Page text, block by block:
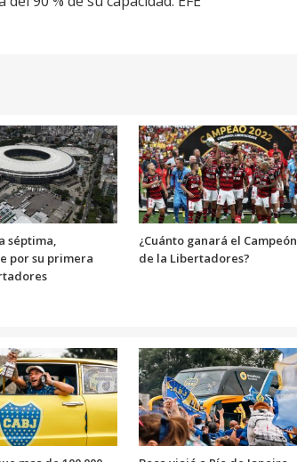
séptima,
por su primera
¿Cuánto ganará el Campeón
de la Libertadores?